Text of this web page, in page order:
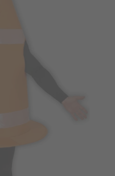
esperando por você.